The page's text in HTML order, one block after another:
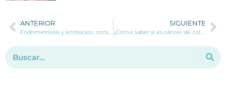
ANTERIOR
Endometriosis y embarazo: consejos para concebir y tener un embarazo saludable
SIGUIENTE
¿Cómo saber si es cáncer de colon o hemorroides? Dudas más frecuentes sobre el cáncer de colon